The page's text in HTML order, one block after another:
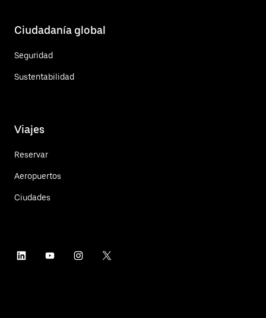
Ciudadanía global
Seguridad
Sustentabilidad
Viajes
Reservar
Aeropuertos
Ciudades